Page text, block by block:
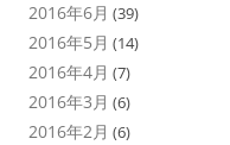
2016年6月 (39)
2016年5月 (14)
2016年4月 (7)
2016年3月 (6)
2016年2月 (6)